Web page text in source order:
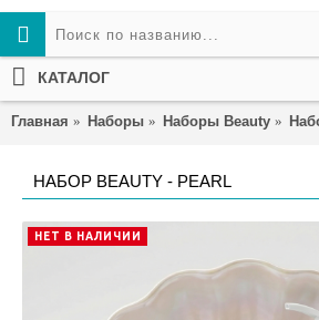
КАТАЛОГ
Главная Наборы Наборы Beauty
НАБОР BEAUTY - PEARL
НЕТ В НАЛИЧИИ